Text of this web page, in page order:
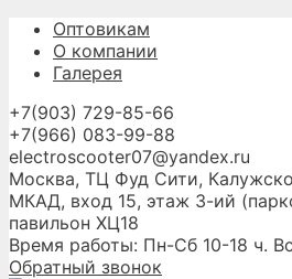
Перейти
содержимому
Оптовикам
О компании
Галерея
+7(903) 729-85-66
+7(966) 083-99-88
electroscooter07@yandex.ru
Москва, ТЦ Фуд Сити,
МКАД, вход 15, этаж 3-ий
павильон ХЦ18
Время работы: Пн-Сб 10-18 ч.
Обратный звонок